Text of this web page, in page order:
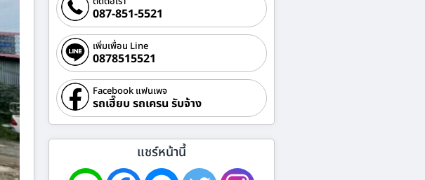
087-851-5521
เพิ่มเพื่อน Line
0878515521
Facebook แฟนเพจ
รถเฮี๊ยบ รถเครน รับจ้าง
แชร์หน้านี้